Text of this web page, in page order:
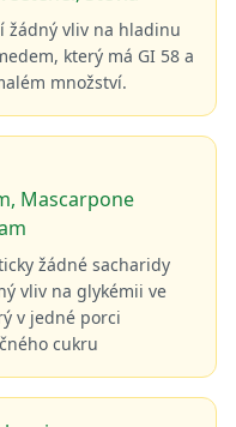
žádný vliv na hladinu
který má GI 58 a
množství.
Mascarpone
žádné sacharidy
vliv na glykémii ve
v jedné porci
cukru